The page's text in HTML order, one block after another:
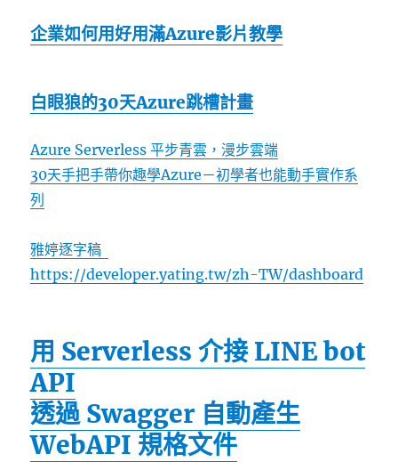
企業如何用好用滿Azure影片教學
白眼狼的30天Azure跳槽計畫
Azure Serverless 平步青雲，漫步雲端
30天手把手帶你趣學Azure－初學者也能動手實作系
列
雅婷逐字稿
https://developer.yating.tw/zh-TW/dashboard
用 Serverless 介接 LINE bot
API
透過 Swagger 自動產生
WebAPI 規格文件